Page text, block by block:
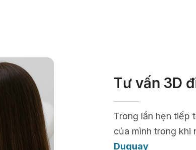
Tư vấn 3D
Trong lần hẹn tiếp
của mình trong khi
Duguay